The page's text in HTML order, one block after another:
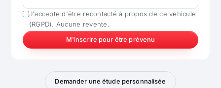
J'accepte d'être recontacté à propos de ce véhicule
(RGPD). Aucune revente.
M'inscrire pour être prévenu
Demander une étude personnalisée